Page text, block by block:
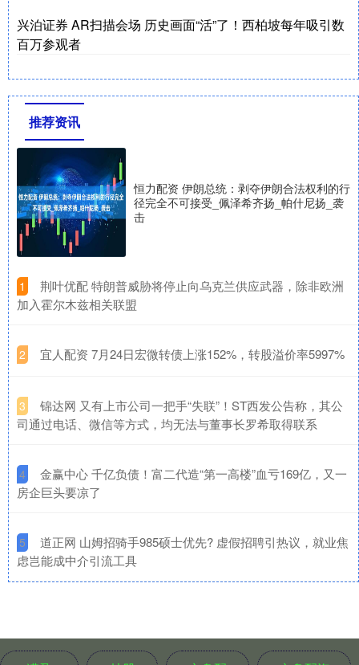
兴泊证券 AR扫描会场 历史画面“活”了！西柏坡每年吸引数
百万参观者
推荐资讯
恒力配资 伊朗总统：剥夺伊朗合法权利的行
径完全不可接受_佩泽希齐扬_帕什尼扬_袭
击
1
​荆叶优配 特朗普威胁将停止向乌克兰供应武器，除非欧洲
加入霍尔木兹相关联盟
2 ​宜人配资 7月24日宏微转债上涨152%，转股溢价率5997%
3
​锦达网 又有上市公司一把手“失联”！ST西发公告称，其公
司通过电话、微信等方式，均无法与董事长罗希取得联系
4
​金赢中心 千亿负债！富二代造“第一高楼”血亏169亿，又一
房企巨头要凉了
5
​道正网 山姆招骑手985硕士优先? 虚假招聘引热议，就业焦
虑岂能成中介引流工具